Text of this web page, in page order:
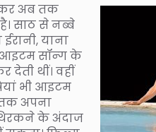
अब तक
साठ से नब्बे
याना
आइटम सॉन्ग के
देती थीं। वहीं
भी आइटम
तक अपना
के अंदाज